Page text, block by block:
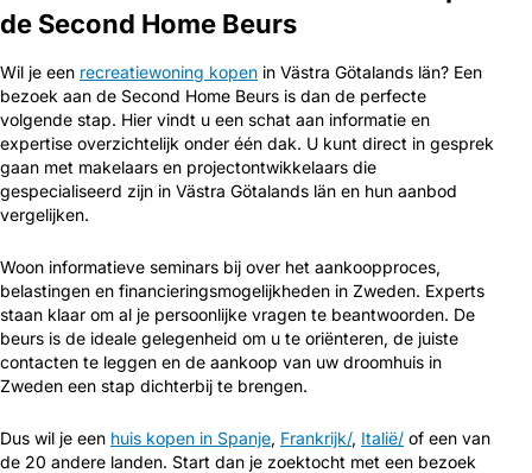
de Second Home Beurs
Wil je een recreatiewoning kopen in Västra Götalands län? Een
bezoek aan de Second Home Beurs is dan de perfecte
volgende stap. Hier vindt u een schat aan informatie en
expertise overzichtelijk onder één dak. U kunt direct in gesprek
gaan met makelaars en projectontwikkelaars die
gespecialiseerd zijn in Västra Götalands län en hun aanbod
vergelijken.
Woon informatieve seminars bij over het aankoopproces,
belastingen en financieringsmogelijkheden in Zweden. Experts
staan klaar om al je persoonlijke vragen te beantwoorden. De
beurs is de ideale gelegenheid om u te oriënteren, de juiste
contacten te leggen en de aankoop van uw droomhuis in
Zweden een stap dichterbij te brengen.
Dus wil je een huis kopen in Spanje, Frankrijk/, Italië/ of een van
de 20 andere landen. Start dan je zoektocht met een bezoek